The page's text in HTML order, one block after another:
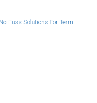
Fuss Solutions For Term